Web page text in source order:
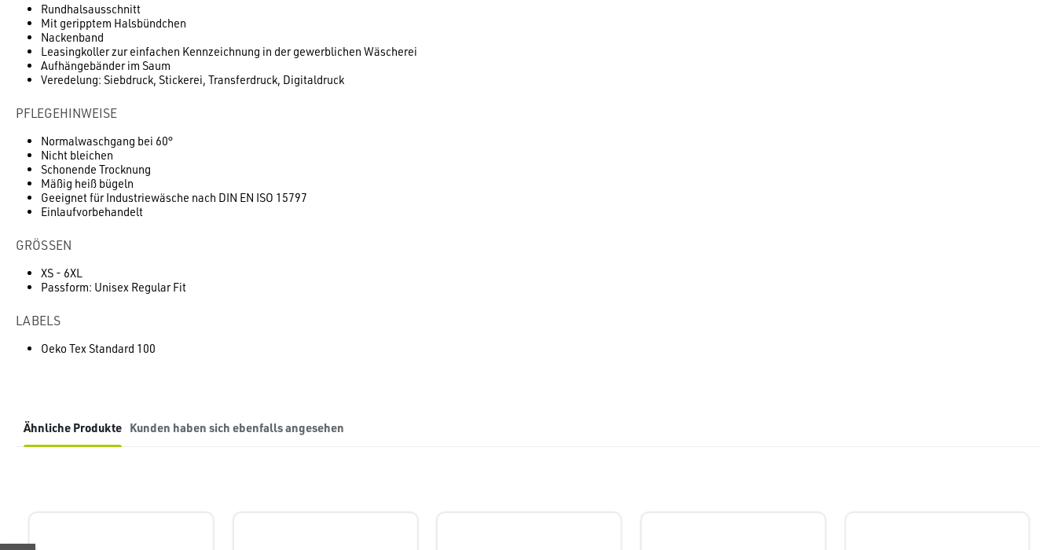
Rundhalsausschnitt
Mit geripptem Halsbündchen
Nackenband
Leasingkoller zur einfachen Kennzeichnung in der gewerblichen Wäscherei
Aufhängebänder im Saum
Veredelung: Siebdruck, Stickerei, Transferdruck, Digitaldruck
PFLEGEHINWEISE
Normalwaschgang bei 60°
Nicht bleichen
Schonende Trocknung
Mäßig heiß bügeln
Geeignet für Industriewäsche nach DIN EN ISO 15797
Einlaufvorbehandelt
GRÖSSEN
XS - 6XL
Passform: Unisex Regular Fit
LABELS
Oeko Tex Standard 100
Ähnliche Produkte Kunden haben sich ebenfalls angesehen